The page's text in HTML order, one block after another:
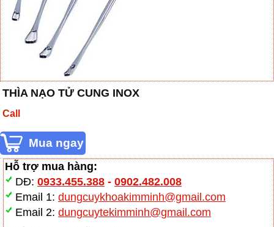
THÌA NẠO TỬ CUNG INOX
Call
Hỗ trợ mua hàng:
DĐ: 0933.455.388- 0902.482.008
Email 1: dungcuykhoakimminh@gmail.com
Email 2: dungcuytekimminh@gmail.com